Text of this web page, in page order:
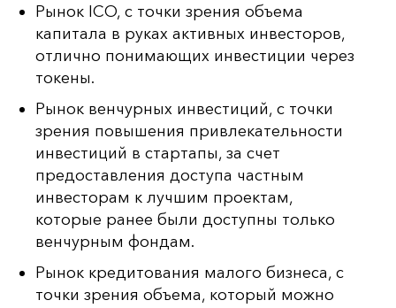
Рынок ICO, с точки зрения объема
капитала в руках активных инвесторов,
отлично понимающих инвестиции через
токены.
Рынок венчурных инвестиций, с точки
зрения повышения привлекательности
инвестиций в стартапы, за счет
предоставления доступа частным
инвесторам к лучшим проектам,
которые ранее были доступны только
венчурным фондам.
Рынок кредитования малого бизнеса, с
точки зрения объема, который можно